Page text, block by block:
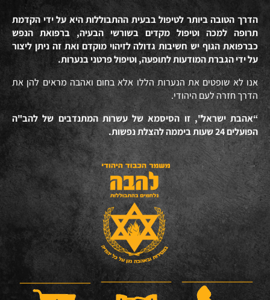
הדרך הטובה ביותר לטיפול בבעית ההתבוללות היא על ידי הקדמת
תרופה למכה וטיפול מקדים בשורשי הבעיה, ברפואת הנפש
כברפואת הגוף יש חשיבות גדולה לזיהוי מוקדם ואת זה ניתן ליצור
על ידי הגברת המודעות לתופעה, וטיפול פרטני בנערות.
אנו לא שופטים את הנערות הללו אלא בחום ואהבה מראים להן את
הדרך חזרה לעם היהודי.
“אהבת ישראל", זו הסיסמא של עשרות המתנדבים של להב"ה
הפועלים 24 שעות ביממה להצלת נפשות.